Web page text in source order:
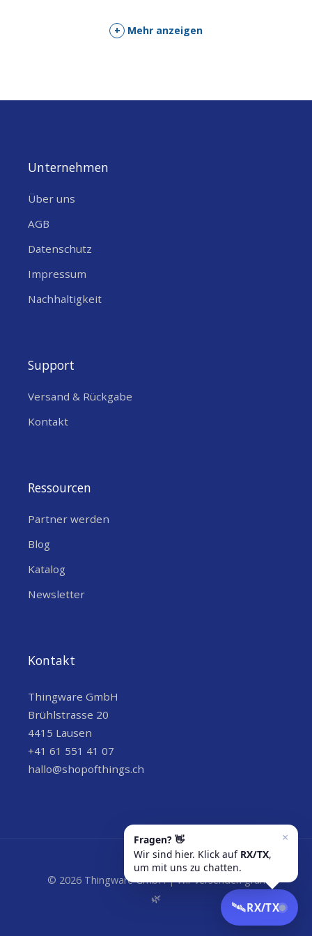
einem Durchmesser von 3,50 mm für die Magnetkontakte und
einer Länge von 21,90 mm und einer Breite von 17,00 mm an
+ Mehr anzeigen
Unternehmen
Über uns
AGB
Datenschutz
Impressum
Nachhaltigkeit
Support
Versand & Rückgabe
Kontakt
Ressourcen
Partner werden
Blog
Katalog
Newsletter
Kontakt
Thingware GmbH
Brühlstrasse 20
4415 Lausen
+41 61 551 41 07
hallo@shopofthings.ch
© 2026 Thingware GmbH | Wir versenden grün
🌿